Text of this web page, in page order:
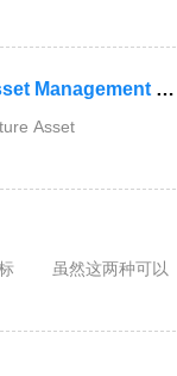
Markets推出新经纪商品
Asset
标 虽然这两种可以